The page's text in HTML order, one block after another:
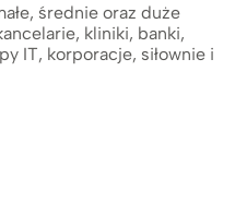
średnie oraz duże
kliniki, banki,
IT, korporacje, siłownie i